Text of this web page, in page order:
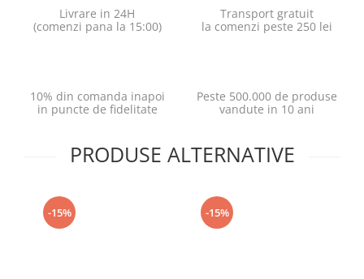
Livrare in 24H
(comenzi pana la 15:00)
Transport gratuit
la comenzi peste 250 lei
10% din comanda inapoi
in puncte de fidelitate
Peste 500.000 de produse
vandute in 10 ani
PRODUSE ALTERNATIVE
-15% -15%